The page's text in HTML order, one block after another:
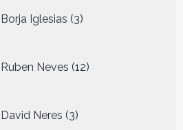
Borja Iglesias 3
producten
Ruben Neves 12
producten
David Neres 3
producten